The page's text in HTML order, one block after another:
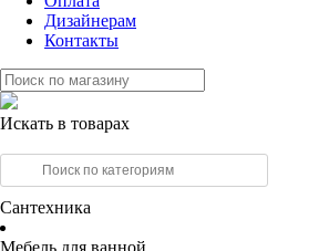
Дизайнерам
Контакты
Искать в товарах
Сантехника
Мебель для ванной